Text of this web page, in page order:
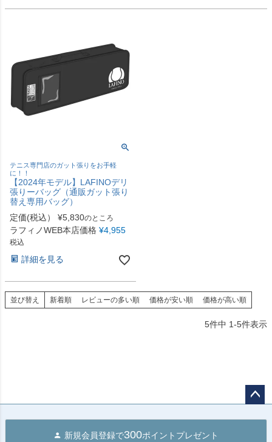
テニス専門店のガット張りをお手軽
に！！
【2024年モデル】LAFINOデリ
張りーバッグ（通販ガット張り
替え専用バッグ）
定価(税込）
¥5,830のところ
ラフィノWEB本店価格 ¥4,955
税込
詳細を見る
並び替え 新着順 レビューの多い順 価格が安い順 価格が高い順
5件中 1-5件表示
新規会員登録で300ポイントプレゼント